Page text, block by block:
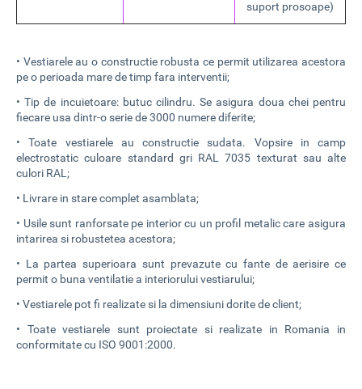
suport prosoape)
• Vestiarele au o constructie robusta ce permit utilizarea acestora
pe o perioada mare de timp fara interventii;
•Tip de incuietoare: butuc cilindru. Se asigura doua chei pentru
fiecare usa dintr-o serie de 3000 numere diferite;
•Toate vestiarele au constructie sudata. Vopsire in camp
electrostatic culoare standard gri RAL 7035 texturat sau alte
culori RAL;
• Livrare in stare complet asamblata;
• Usile sunt ranforsate pe interior cu un profil metalic care asigura
intarirea si robustetea acestora;
• La partea superioara sunt prevazute cu fante de aerisire ce
permit o buna ventilatie a interiorului vestiarului;
• Vestiarele pot fi realizate si la dimensiuni dorite de client;
• Toate vestiarele sunt proiectate si realizate in Romania in
conformitate cu ISO 9001:2000.